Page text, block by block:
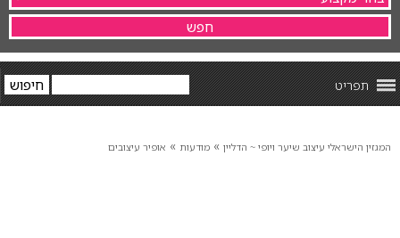
תפריט
המגזין הישראלי עיצוב שיער ויופי ~ הדליין » מודעות » אופיר עיצובים